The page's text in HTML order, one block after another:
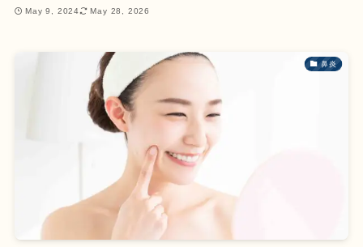
May 9, 2024 May 28, 2026
鼻炎